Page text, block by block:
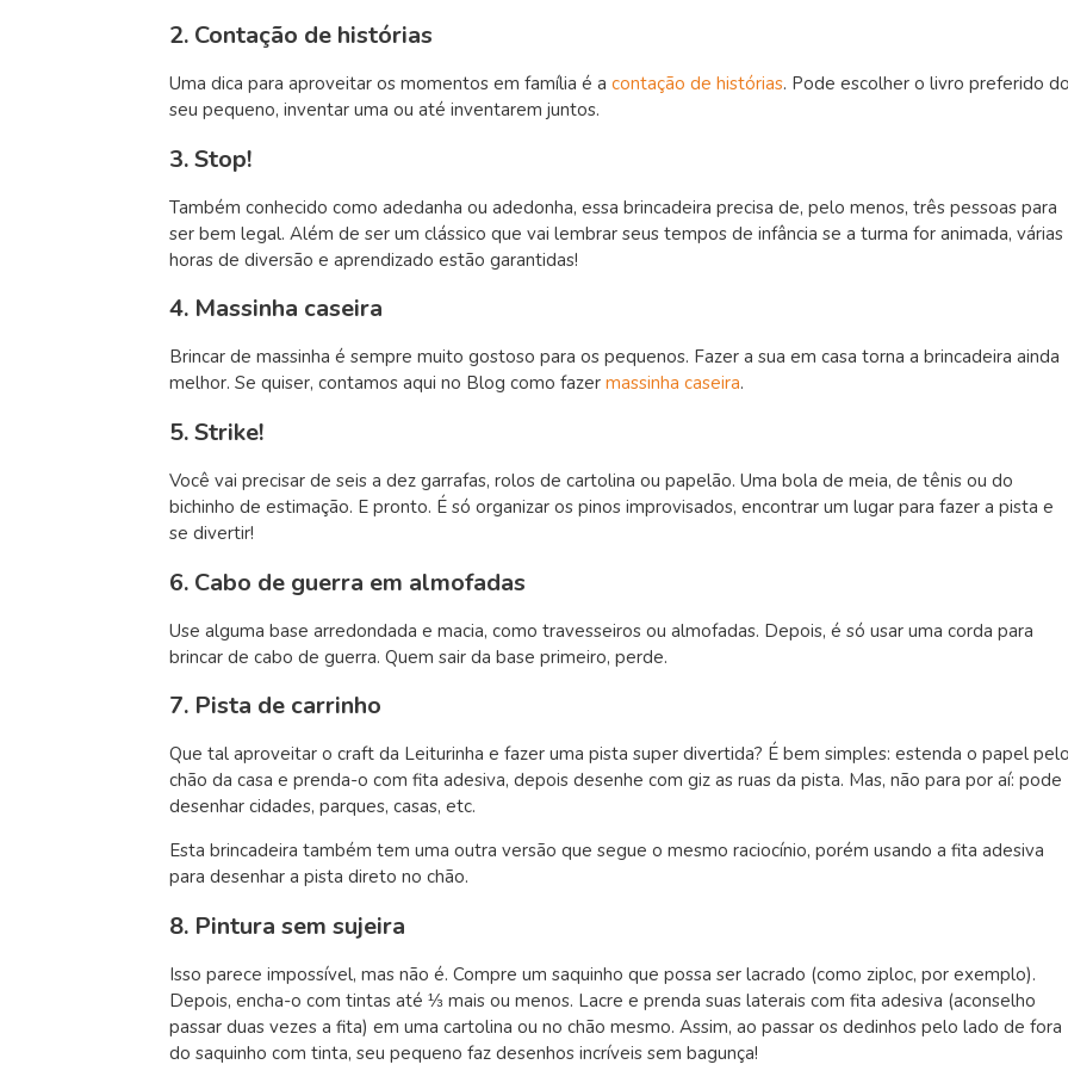
2. Contação de histórias
Uma dica para aproveitar os momentos em família é a contação de histórias. Pode escolher o livro preferido
seu pequeno, inventar uma ou até inventarem juntos.
3. Stop!
Também conhecido como adedanha ou adedonha, essa brincadeira precisa de, pelo menos, três pessoas para
ser bem legal. Além de ser um clássico que vai lembrar seus tempos de infância se a turma for animada, várias
horas de diversão e aprendizado estão garantidas!
4. Massinha caseira
Brincar de massinha é sempre muito gostoso para os pequenos. Fazer a sua em casa torna a brincadeira ainda
melhor. Se quiser, contamos aqui no Blog como fazer massinha caseira.
5. Strike!
Você vai precisar de seis a dez garrafas, rolos de cartolina ou papelão. Uma bola de meia, de tênis ou do
bichinho de estimação. E pronto. É só organizar os pinos improvisados, encontrar um lugar para fazer a pista e
se divertir!
6. Cabo de guerra em almofadas
Use alguma base arredondada e macia, como travesseiros ou almofadas. Depois, é só usar uma corda para
brincar de cabo de guerra. Quem sair da base primeiro, perde.
7. Pista de carrinho
Que tal aproveitar o craft da Leiturinha e fazer uma pista super divertida? É bem simples: estenda o papel
chão da casa e prenda-o com fita adesiva, depois desenhe com giz as ruas da pista. Mas, não para por aí: pode
desenhar cidades, parques, casas, etc.
Esta brincadeira também tem uma outra versão que segue o mesmo raciocínio, porém usando a fita adesiva
para desenhar a pista direto no chão.
8. Pintura sem sujeira
Isso parece impossível, mas não é. Compre um saquinho que possa ser lacrado (como ziploc, por exemplo).
Depois, encha-o com tintas até ⅓ mais ou menos. Lacre e prenda suas laterais com fita adesiva (aconselho
passar duas vezes a fita) em uma cartolina ou no chão mesmo. Assim, ao passar os dedinhos pelo lado de fora
do saquinho com tinta, seu pequeno faz desenhos incríveis sem bagunça!